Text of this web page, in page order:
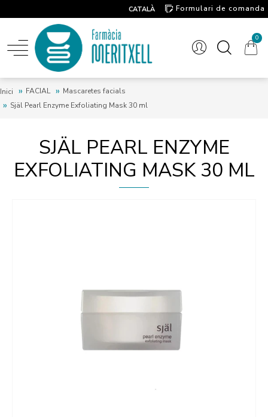
CATALÀ
Formulari de comanda
0
Inici FACIAL
Mascaretes facials
Själ Pearl Enzyme Exfoliating Mask 30 ml
SJÄL PEARL ENZYME
EXFOLIATING MASK 30 ML